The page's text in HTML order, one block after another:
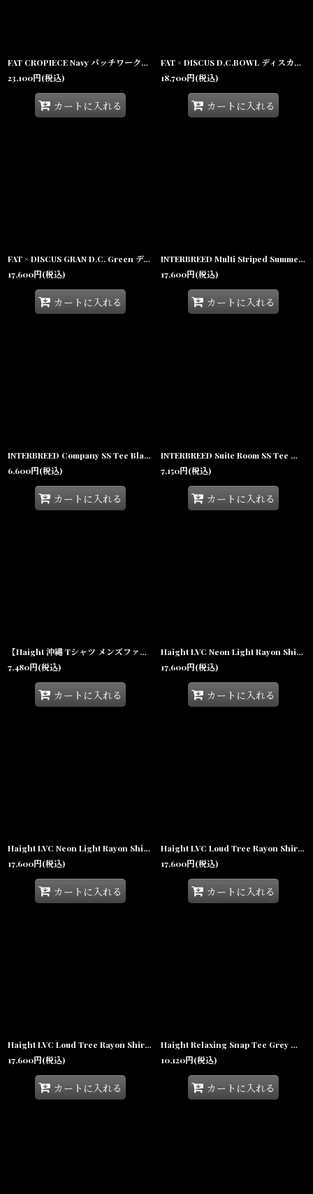
FAT CROPIECE Navy パッチワーク調 チェック 半袖シャツ ダブルクロス 沖縄 メンズ服 沖縄 メンズファッション
23,100円(税込)
カートに入れる
FAT × DISCUS D.C.BOWL ディスカス 七分袖 Tシャツ 3/4スリーブ ブリーチ加工 コラボ 沖縄 Tシャツ 沖縄 メンズ服
18,700円(税込)
カートに入れる
FAT × DISCUS GRAN D.C. Green ディスカス 半袖 Tシャツ カットソー ブリーチ加工 沖縄 Tシャツ 沖縄 メンズ服
17,600円(税込)
カートに入れる
INTERBREED Multi Striped Summer Shirt Natural インターブリード マルチ ストライプ サマー シャツ 半袖 ワークシャツ コットン リゾート 沖縄 ストリートファッション
17,600円(税込)
カートに入れる
INTERBREED Company SS Tee Black インターブリード 半袖 Tシャツ コンプトン サンプリング ロゴ グラフィック 沖縄 ストリートファッション
6,600円(税込)
カートに入れる
INTERBREED Suite Room SS Tee White インターブリード スナップ 半袖 Tシャツ バックプリント 蛍光 サンプリング 沖縄 ストリートファッション
7,150円(税込)
カートに入れる
【Haight 沖縄 Tシャツ メンズファッション 通販】LVC NEON LIGHT Tee White ヘイト ネオンライト 半袖 バックプリント ストリートファッション
7,480円(税込)
カートに入れる
Haight LVC Neon Light Rayon Shirt Green ヘイト レーヨンシャツ 半袖 総柄 開襟 オープンカラーシャツ 沖縄 ストリートファッション
17,600円(税込)
カートに入れる
Haight LVC Neon Light Rayon Shirt Black ヘイト レーヨンシャツ 半袖 総柄 開襟 オープンカラーシャツ 沖縄 ストリートファッション
17,600円(税込)
カートに入れる
Haight LVC Loud Tree Rayon Shirt White ヘイト レーヨンシャツ 半袖 総柄 ボタニカル柄 アロハシャツ 沖縄 ストリートファッション
17,600円(税込)
カートに入れる
Haight LVC Loud Tree Rayon Shirt Brown ヘイト レーヨンシャツ 半袖 総柄 ボタニカル柄 アロハシャツ 沖縄 ストリートファッション
17,600円(税込)
カートに入れる
Haight Relaxing Snap Tee Grey ヘイト リラクシング スナップ Tシャツ ヘンリーネック リップストップ 半袖 沖縄 ストリートファッション
10,120円(税込)
カートに入れる